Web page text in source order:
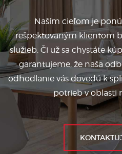
Naším cieľom je
rešpektovaným klientom
služieb. Či už sa chystáte
garantujeme, že naša
odhodlanie vás dovedú k
potrieb v oblasti